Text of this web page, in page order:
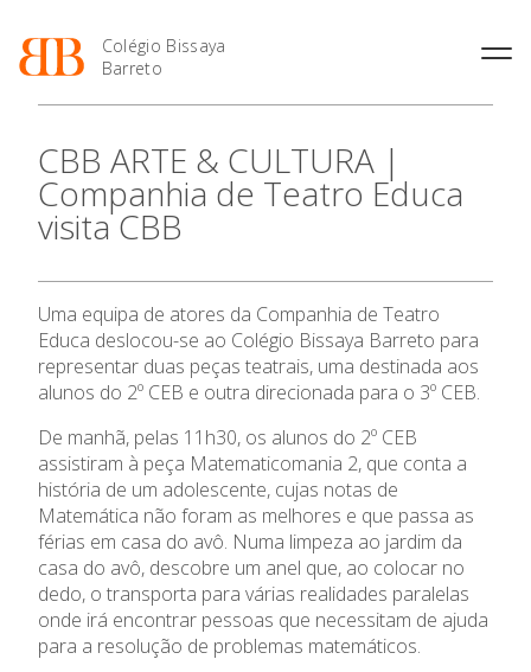
Colégio Bissaya
Barreto
O Colégio
Projeto Educativo
Organização
Colaboradores Docentes
Instalações
Ofertas de emprego
Regulamentos
Jornal “O Coreto”
Privacidade
Oferta Formativa
Enriquecimento Curricular
Oferta Curricular
Atividades Extracurriculares
Atividades de Interrupção
Letiva
Academia de LínguasEnsino Profissional
Profissionais
Matrículas
Horários e Manuais
Termalismo
Curso de Técnico/a de Apoio
à Família e à Comunidade
Ofertas de Emprego
Ano Letivo
2027
Calendários
Portal do Professor
de Educação
SIGE
Secretariado de Exames
Admissão
Informações
APEE
CBB ARTE & CULTURA |
Companhia de Teatro Educa
visita CBB
Uma equipa de atores da Companhia de Teatro
Educa deslocou-se ao Colégio Bissaya Barreto para
representar duas peças teatrais, uma destinada aos
alunos do 2º CEB e outra direcionada para o 3º CEB.
De manhã, pelas 11h30, os alunos do 2º CEB
assistiram à peça Matematicomania 2, que conta a
história de um adolescente, cujas notas de
Matemática não foram as melhores e que passa as
férias em casa do avô. Numa limpeza ao jardim da
casa do avô, descobre um anel que, ao colocar no
dedo, o transporta para várias realidades paralelas
onde irá encontrar pessoas que necessitam de ajuda
para a resolução de problemas matemáticos.